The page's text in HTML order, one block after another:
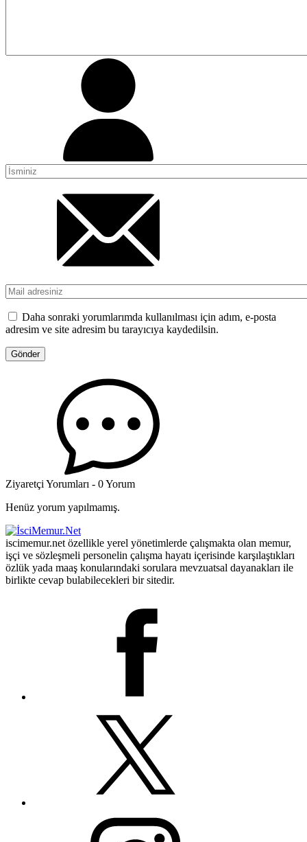
Daha sonraki yorumlarımda kullanılması için adım, e-posta
adresim ve site adresim bu tarayıcıya kaydedilsin.
Ziyaretçi Yorumları - 0 Yorum
Henüz yorum yapılmamış.
iscimemur.net özellikle yerel yönetimlerde çalışmakta olan memur,
işçi ve sözleşmeli personelin çalışma hayatı içerisinde karşılaştıkları
özlük yada maaş konularındaki sorulara mevzuatsal dayanakları ile
birlikte cevap bulabilecekleri bir sitedir.